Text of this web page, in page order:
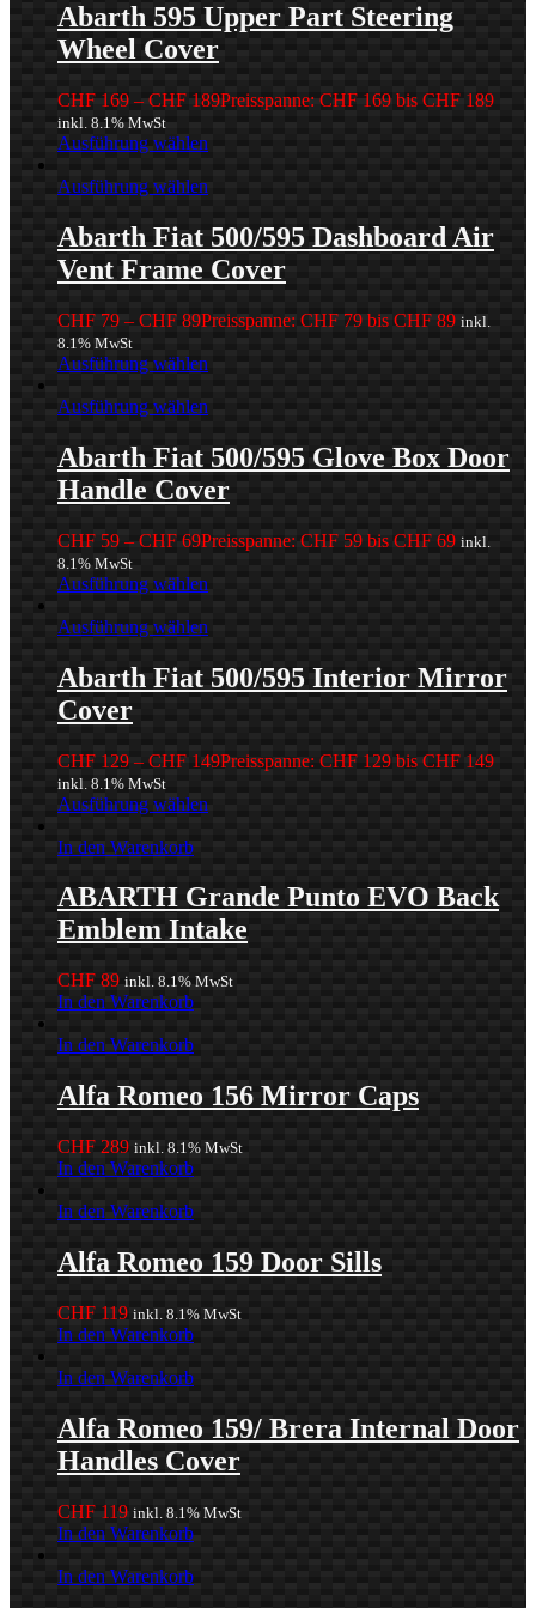
Abarth 595 Upper Part Steering
Wheel Cover
CHF 169 –CHF 189Preisspanne: CHF 169 bis CHF 189
inkl. 8.1% MwSt
Ausführung wählen
Ausführung wählen
Abarth Fiat 500/595 Dashboard Air
Vent Frame Cover
CHF 79 – CHF 89Preisspanne: CHF 79 bis CHF 89 inkl.
8.1% MwSt
Ausführung wählen
Ausführung wählen
Abarth Fiat 500/595 Glove Box Door
Handle Cover
CHF 59 –CHF 69Preisspanne: CHF 59 bis CHF 69 inkl.
8.1% MwSt
Ausführung wählen
Ausführung wählen
Abarth Fiat 500/595 Interior Mirror
Cover
CHF 129 – CHF 149Preisspanne: CHF 129 bis CHF 149
inkl. 8.1% MwSt
Ausführung wählen
In den Warenkorb
ABARTH Grande Punto EVO Back
Emblem Intake
CHF 89 inkl. 8.1% MwSt
In den Warenkorb
In den Warenkorb
Alfa Romeo 156 Mirror Caps
CHF 289 inkl. 8.1% MwSt
In den Warenkorb
In den Warenkorb
Alfa Romeo 159 Door Sills
CHF 119 inkl. 8.1% MwSt
In den Warenkorb
In den Warenkorb
Alfa Romeo 159/ Brera Internal Door
Handles Cover
CHF 119 inkl. 8.1% MwSt
In den Warenkorb
In den Warenkorb